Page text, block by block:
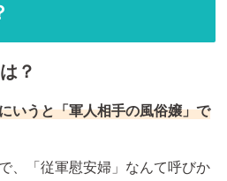
？
いうと「軍人相手の風俗嬢」で
、「従軍慰安婦」なんて呼びか